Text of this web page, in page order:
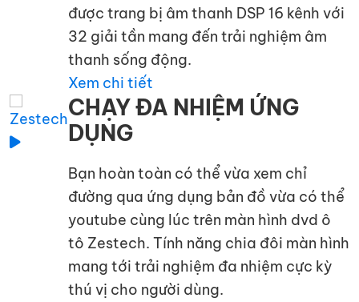
được trang bị âm thanh DSP 16 kênh với
32 giải tần mang đến trải nghiệm âm
thanh sống động.
Xem chi tiết
CHẠY ĐA NHIỆM ỨNG
DỤNG
Bạn hoàn toàn có thể vừa xem chỉ
đường qua ứng dụng bản đồ vừa có thể
youtube cùng lúc trên màn hình dvd ô
tô Zestech. Tính năng chia đôi màn hình
mang tới trải nghiệm đa nhiệm cực kỳ
thú vị cho người dùng.